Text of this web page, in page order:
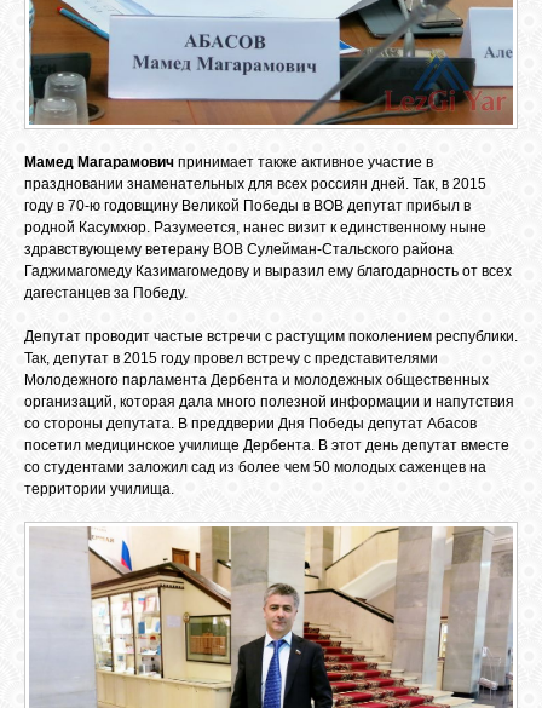
Мамед Магарамович принимает также активное участие в
праздновании знаменательных для всех россиян дней. Так, в 2015
году в 70-ю годовщину Великой Победы в ВОВ депутат прибыл в
родной Касумхюр. Разумеется, нанес визит к единственному ныне
здравствующему ветерану ВОВ Сулейман-Стальского района
Гаджимагомеду Казимагомедову и выразил ему благодарность от всех
дагестанцев за Победу.
Депутат проводит частые встречи с растущим поколением республики.
Так, депутат в 2015 году провел встречу с представителями
Молодежного парламента Дербента и молодежных общественных
организаций, которая дала много полезной информации и напутствия
со стороны депутата. В преддверии Дня Победы депутат Абасов
посетил медицинское училище Дербента. В этот день депутат вместе
со студентами заложил сад из более чем 50 молодых саженцев на
территории училища.